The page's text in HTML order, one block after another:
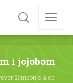
i jojobom
šampon s aloe